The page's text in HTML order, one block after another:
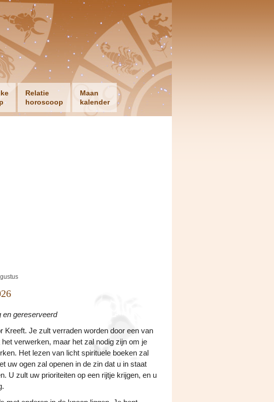
Relatie
horoscoop
Maan
kalender
en gereserveerd
Kreeft. Je zult verraden worden door een van
verwerken, maar het zal nodig zijn om je
Het lezen van licht spirituele boeken zal
uw ogen zal openen in de zin dat u in staat
U zult uw prioriteiten op een rijtje krijgen, en u